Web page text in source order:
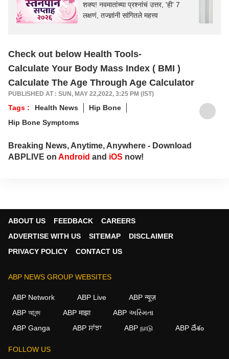
शक्य! नवमातांच्या प्रश्नांचं उत्तर, 'ही' 7
लक्षणं, तज्ज्ञांनी सांगितले महत्त्व
Check out below Health Tools-
Calculate Your Body Mass Index ( BMI )
Calculate The Age Through Age Calculator
PUBLISHED AT : SUN, MAY 22,2022, 3:25 PM (IST)
Tags : Health News
Hip Bone
Hip Bone Symptoms
Breaking News, Anytime, Anywhere - Download
ABPLIVE on Android and iOS now!
ABOUT US FEEDBACK
CAREERS
ADVERTISE WITH US
SITEMAP
DISCLAIMER
PRIVACY POLICY
CONTACT US
ABP NEWS GROUP WEBSITES
ABP Network ABP Live
ABP न्यूज़
ABP আনন্দ
ABP माझा
ABP અસ્મિતા
ABP Ganga
ABP ਸਾਂਝਾ ABP நாடு ABP దేశం
FOLLOW US